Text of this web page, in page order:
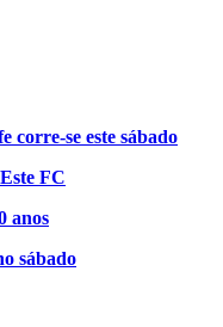
corre-se este sábado
FC
anos
sábado